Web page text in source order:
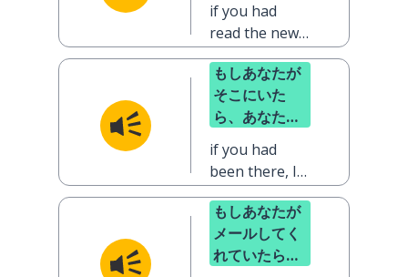
たはずです
if you had
read the news,
you would
have known
already
もしあなたが
そこにいた
ら、あなた側
と思います
if you had
been there, I
would have
heard your
side of the
story as well
もしあなたが
メールしてく
れていたら、